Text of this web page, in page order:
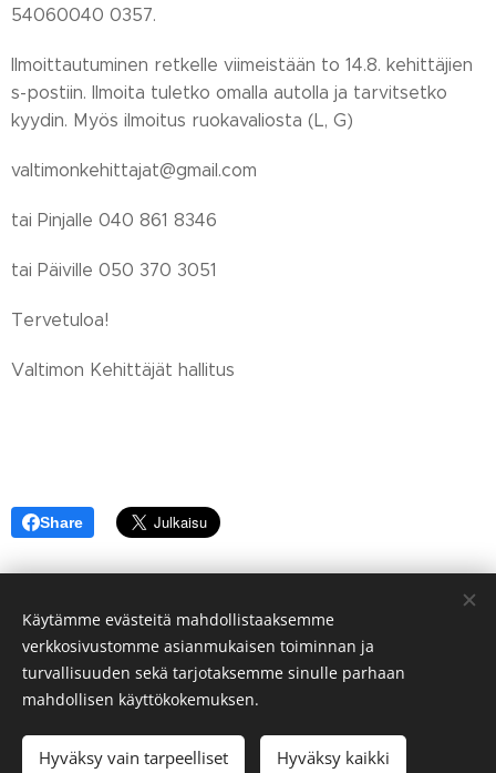
54060040 0357.
Ilmoittautuminen retkelle viimeistään to 14.8. kehittäjien
s-postiin. Ilmoita tuletko omalla autolla ja tarvitsetko
kyydin. Myös ilmoitus ruokavaliosta (L, G)
valtimonkehittajat@gmail.com
tai Pinjalle 040 861 8346
tai Päiville 050 370 3051
Tervetuloa!
Valtimon Kehittäjät hallitus
Share
© Sivakan kylä 75700 VALTIMO FINLAND
LuotuWebnodella Evästeet
Käytämme evästeitä mahdollistaaksemme
verkkosivustomme asianmukaisen toiminnan ja
turvallisuuden sekä tarjotaksemme sinulle parhaan
mahdollisen käyttökokemuksen.
Hyväksy vain tarpeelliset Hyväksy kaikki